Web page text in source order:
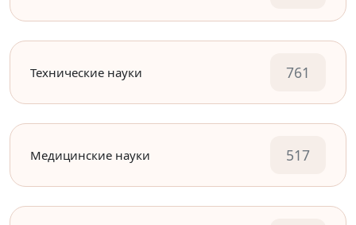
Технические науки 761
Медицинские науки 517